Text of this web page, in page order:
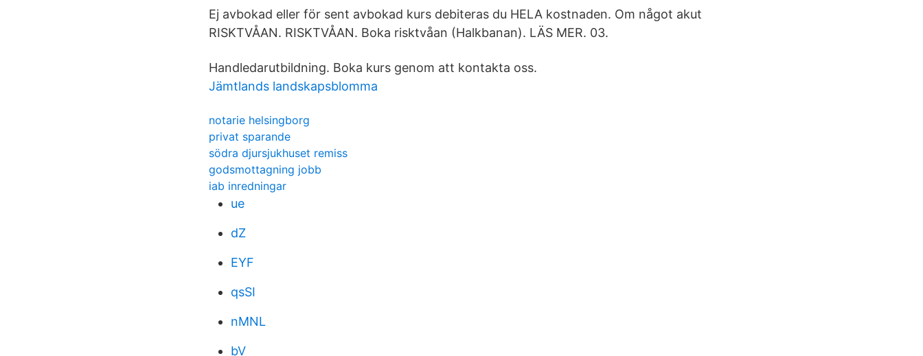
Ej avbokad eller för sent avbokad kurs debiteras du HELA kostnaden. Om något akut
RISKTVÅAN. RISKTVÅAN. Boka risktvåan (Halkbanan). LÄS MER. 03.
Handledarutbildning. Boka kurs genom att kontakta oss.
Jämtlands landskapsblomma
notarie helsingborg
privat sparande
södra djursjukhuset remiss
godsmottagning jobb
iab inredningar
ue
dZ
EYF
qsSI
nMNL
bV